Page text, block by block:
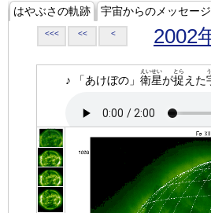
はやぶさの軌跡 宇宙からのメッセージ
<<< << < 2002
♪ 「あけぼの」 衛星
えいせい
が捉
とら
えた